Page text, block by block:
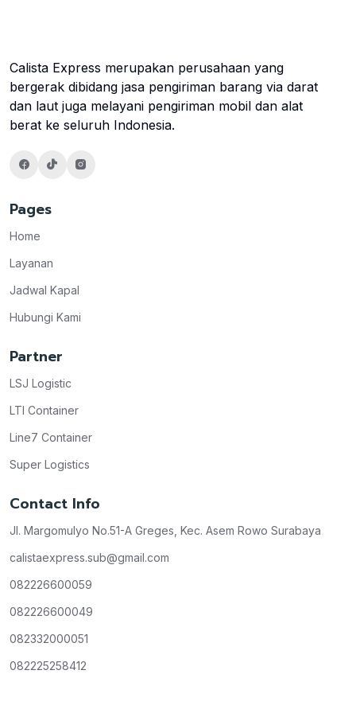
Calista Express merupakan perusahaan yang
bergerak dibidang jasa pengiriman barang via darat
dan laut juga melayani pengiriman mobil dan alat
berat ke seluruh Indonesia.
Pages
Home
Layanan
Jadwal Kapal
Hubungi Kami
Partner
LSJ Logistic
LTI Container
Line7 Container
Super Logistics
Contact Info
Jl. Margomulyo No.51-A Greges, Kec. Asem Rowo Surabaya
calistaexpress.sub@gmail.com
082226600059
082226600049
082332000051
082225258412